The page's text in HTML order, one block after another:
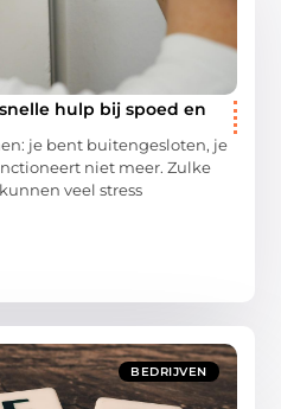
hulp bij spoed en
je bent buitengesloten, je
niet meer. Zulke
veel stress
BEDRIJVEN